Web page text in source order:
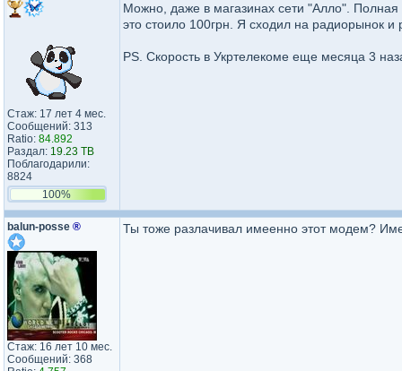
Стаж: 17 лет 4 мес.
Сообщений: 313
Ratio: 84.892
Раздал: 19.23 TB
Поблагодарили:
8824
100%
Можно, даже в магазинах сети "Алло". Полная
это стоило 100грн. Я сходил на радиорынок и
PS. Скорость в Укртелекоме еще месяца 3
balun-posse ®
Стаж: 16 лет 10 мес.
Сообщений: 368
Ты тоже разлачивал имеенно этот модем?